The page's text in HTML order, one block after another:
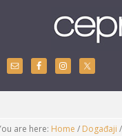
are here: Home / Događaji /